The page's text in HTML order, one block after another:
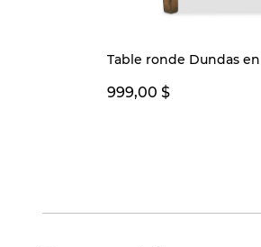
Table ronde Dundas
999,00 $